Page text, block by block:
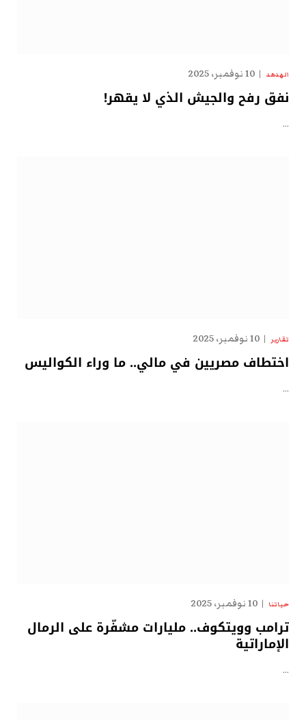
الهدهد 10 نوفمبر، 2025
نفق رفح والجيش الذي لا يقهر!
…
تقارير 10 نوفمبر، 2025
اختطاف مصريين في مالي.. ما وراء الكواليس
…
حياتنا 10 نوفمبر، 2025
ترامب وويتكوف.. مليارات مشفّرة على الرمال
الإماراتية
…